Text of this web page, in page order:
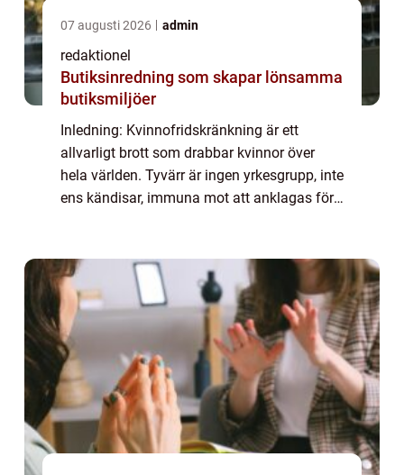
07 augusti 2026 admin
redaktionel
Butiksinredning som skapar lönsamma
butiksmiljöer
Inledning: Kvinnofridskränkning är ett
allvarligt brott som drabbar kvinnor över
hela världen. Tyvärr är ingen yrkesgrupp, inte
ens kändisar, immuna mot att anklagas för
s...